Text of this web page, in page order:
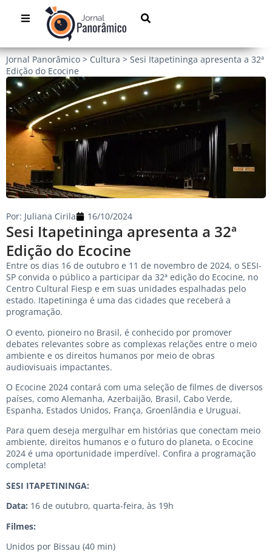
Jornal Panorâmico > Cultura > Sesi Itapetininga apresenta a 32ª
Edição do Ecocine
Sesi Itapetininga apresenta a 32ª
Edição do Ecocine
Por: Juliana Cirila 16/10/2024
Entre os dias 16 de outubro e 11 de novembro de 2024, o SESI-
SP convida o público a participar da 32ª edição do Ecocine, no
Centro Cultural Fiesp e em suas unidades espalhadas pelo
estado. Itapetininga é uma das cidades que receberá a
programação.
O evento, pioneiro no Brasil, é conhecido por promover
debates relevantes sobre as complexas relações entre o meio
ambiente e os direitos humanos por meio de obras
audiovisuais impactantes.
O Ecocine 2024 contará com uma seleção de filmes de diversos
países, como Alemanha, Azerbaijão, Brasil, Cabo Verde,
Espanha, Estados Unidos, França, Groenlândia e Uruguai.
Para quem deseja mergulhar em histórias que conectam meio
ambiente, direitos humanos e o futuro do planeta, o Ecocine
2024 é uma oportunidade imperdível. Confira a programação
completa!
SESI ITAPETININGA:
Data: 16 de outubro, quarta-feira, às 19h
Filmes:
Unidos por Bissau (40 min)